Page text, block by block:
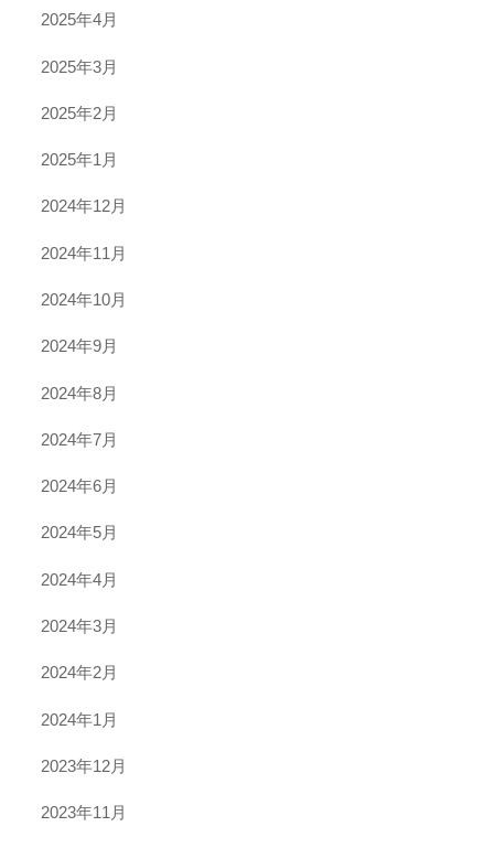
2025年4月
2025年3月
2025年2月
2025年1月
2024年12月
2024年11月
2024年10月
2024年9月
2024年8月
2024年7月
2024年6月
2024年5月
2024年4月
2024年3月
2024年2月
2024年1月
2023年12月
2023年11月